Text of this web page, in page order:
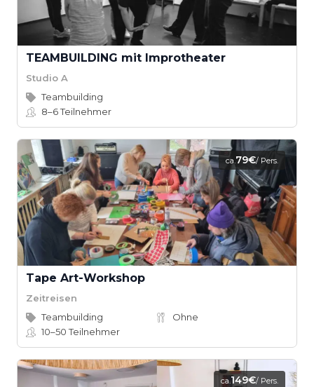
TEAMBUILDING mit Improtheater
Studio A
Teambuilding
8–6Teilnehmer
ca.79€/ Pers.
Tape Art-Workshop
Zeitreisen
Teambuilding
Ohne
10–50Teilnehmer
ca.149€/ Pers.